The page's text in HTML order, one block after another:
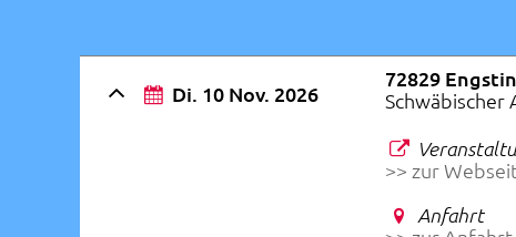
Di. 10 Nov. 2026
72829
Schwäbischer
>> zur
Anfahrt